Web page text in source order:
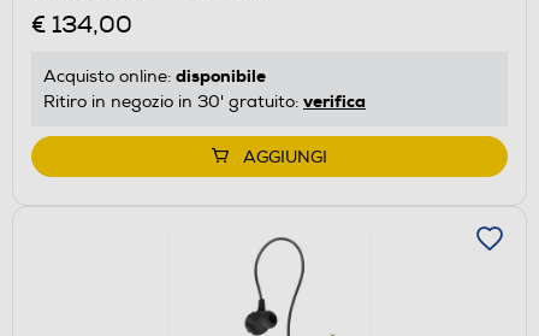
€ 134,00
Acquisto online: disponibile
Ritiro in negozio in 30' gratuito: verifica
AGGIUNGI